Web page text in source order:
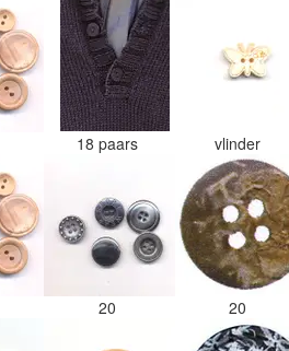
18 paars vlinder
20 20